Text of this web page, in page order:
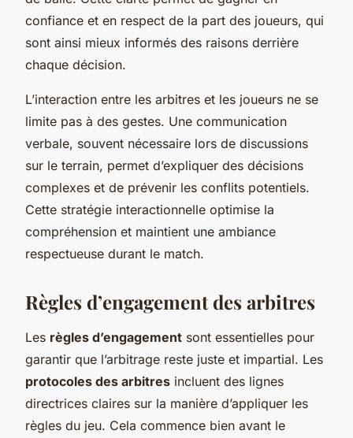
confiance et en respect de la part des joueurs, qui
sont ainsi mieux informés des raisons derrière
chaque décision.
L’interaction entre les arbitres et les joueurs ne se
limite pas à des gestes. Une communication
verbale, souvent nécessaire lors de discussions
sur le terrain, permet d’expliquer des décisions
complexes et de prévenir les conflits potentiels.
Cette stratégie interactionnelle optimise la
compréhension et maintient une ambiance
respectueuse durant le match.
Règles d’engagement des arbitres
Les règles d’engagement sont essentielles pour
garantir que l’arbitrage reste juste et impartial. Les
protocoles des arbitres incluent des lignes
directrices claires sur la manière d’appliquer les
règles du jeu. Cela commence bien avant le